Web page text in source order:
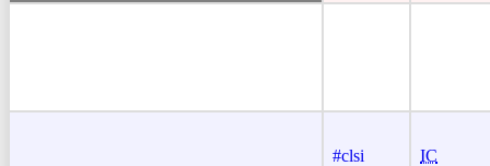
#clsi IC